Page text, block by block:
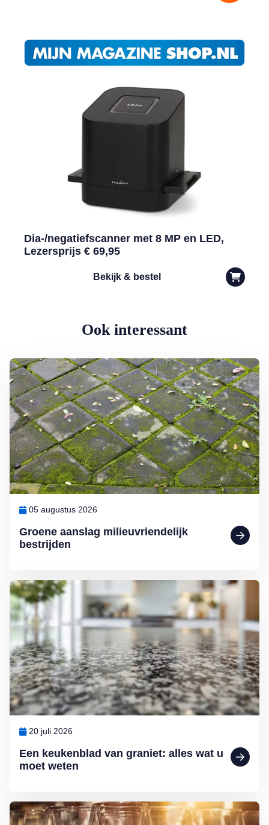
Dia-/negatiefscanner met 8 MP en LED,
Lezersprijs € 69,95
Bekijk & bestel
Ook interessant
Groene aanslag milieuvriendelijk
bestrijden
05 augustus 2026
Lees meer over Groene aanslag milieuvriendelijk bestrijden
Een keukenblad van graniet: alles wat u
moet weten
20 juli 2026
Lees meer over Een keukenblad van graniet: alles wat u moet weten
Lees meer over Glazen die glanzen: glaswerk schoonmaken doet u